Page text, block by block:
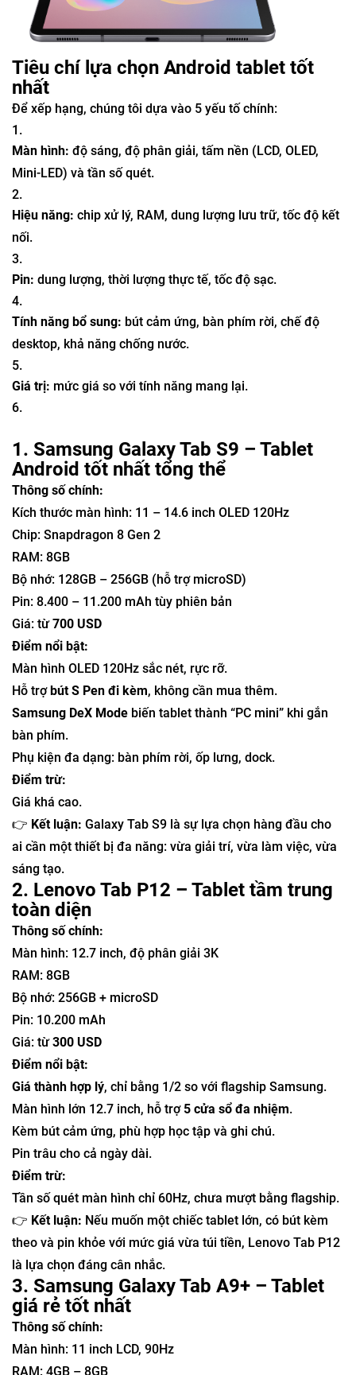
Tiêu chí lựa chọn Android tablet tốt
nhất
Để xếp hạng, chúng tôi dựa vào 5 yếu tố chính:
Màn hình: độ sáng, độ phân giải, tấm nền (LCD, OLED,
Mini-LED) và tần số quét.
Hiệu năng: chip xử lý, RAM, dung lượng lưu trữ, tốc độ kết
nối.
Pin: dung lượng, thời lượng thực tế, tốc độ sạc.
Tính năng bổ sung: bút cảm ứng, bàn phím rời, chế độ
desktop, khả năng chống nước.
Giá trị: mức giá so với tính năng mang lại.
1. Samsung Galaxy Tab S9 – Tablet
Android tốt nhất tổng thể
Thông số chính:
Kích thước màn hình: 11 – 14.6 inch OLED 120Hz
Chip: Snapdragon 8 Gen 2
RAM: 8GB
Bộ nhớ: 128GB – 256GB (hỗ trợ microSD)
Pin: 8.400 – 11.200 mAh tùy phiên bản
Giá: từ700 USD
Điểm nổi bật:
Màn hình OLED 120Hz sắc nét, rực rỡ.
Hỗ trợbút S Pen đi kèm, không cần mua thêm.
Samsung DeX Mode biến tablet thành “PC mini” khi gắn
bàn phím.
Phụ kiện đa dạng: bàn phím rời, ốp lưng, dock.
Điểm trừ:
Giá khá cao.
👉 Kết luận: Galaxy Tab S9 là sự lựa chọn hàng đầu cho
ai cần một thiết bị đa năng: vừa giải trí, vừa làm việc, vừa
sáng tạo.
2. Lenovo Tab P12 – Tablet tầm trung
toàn diện
Thông số chính:
Màn hình: 12.7 inch, độ phân giải 3K
RAM: 8GB
Bộ nhớ: 256GB + microSD
Pin: 10.200 mAh
Giá: từ300 USD
Điểm nổi bật:
Giá thành hợp lý, chỉ bằng 1/2 so với flagship Samsung.
Màn hình lớn 12.7 inch, hỗ trợ 5 cửa sổ đa nhiệm.
Kèm bút cảm ứng, phù hợp học tập và ghi chú.
Pin trâu cho cả ngày dài.
Điểm trừ:
Tần số quét màn hình chỉ 60Hz, chưa mượt bằng flagship.
👉 Kết luận: Nếu muốn một chiếc tablet lớn, có bút kèm
theo và pin khỏe với mức giá vừa túi tiền, Lenovo Tab P12
là lựa chọn đáng cân nhắc.
3. Samsung Galaxy Tab A9+ – Tablet
giá rẻ tốt nhất
Thông số chính:
Màn hình: 11 inch LCD, 90Hz
RAM: 4GB – 8GB